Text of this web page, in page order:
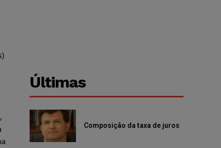
Últimas
Composição da taxa de juros